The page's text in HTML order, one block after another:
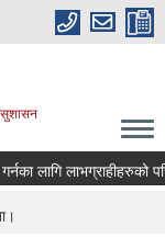
सुशासन
लागि लाभग्राहीहरुको